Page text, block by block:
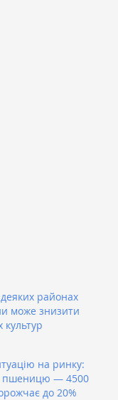
районах
може знизити
культур
на ринку:
пшеницю — 4500
до 20%